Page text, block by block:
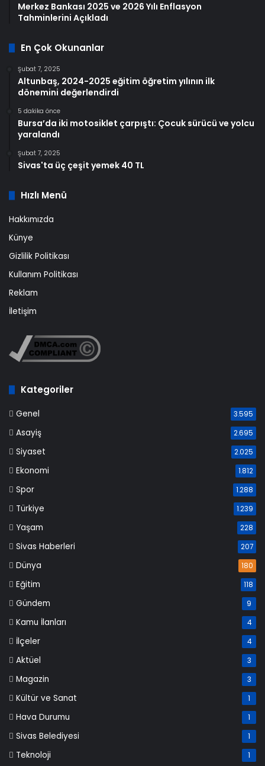
Merkez Bankası 2025 ve 2026 Yılı Enflasyon
Tahminlerini Açıkladı
En Çok Okunanlar
Şubat 7, 2025
Altunbaş, 2024-2025 eğitim öğretim yılının ilk
dönemini değerlendirdi
5 dakika önce
Bursa’da iki motosiklet çarpıştı: Çocuk sürücü ve yolcu
yaralandı
Şubat 7, 2025
Sivas'ta üç çeşit yemek 40 TL
Hızlı Menü
Hakkımızda
Künye
Gizlilik Politikası
Kullanım Politikası
Reklam
İletişim
Kategoriler
Genel 3.595
Asayiş 2.695
Siyaset 2.025
Ekonomi 1.812
Spor 1.288
Türkiye 1.239
Yaşam 228
Sivas Haberleri 207
Dünya 180
Eğitim 118
Gündem 9
Kamu İlanları 4
İlçeler 4
Aktüel 3
Magazin 3
Kültür ve Sanat 1
Hava Durumu 1
Sivas Belediyesi 1
Teknoloji 1